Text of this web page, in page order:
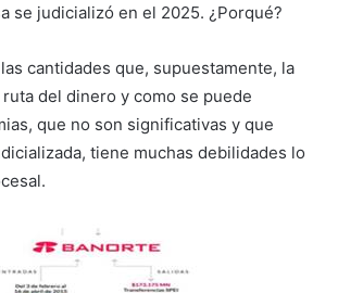
se judicializó en el 2025. ¿Porqué?
cantidades que, supuestamente, la
del dinero y como se puede
que no son significativas y que
tiene muchas debilidades lo